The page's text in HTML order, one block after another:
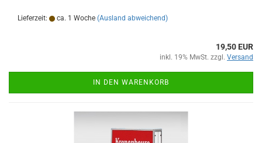
Lieferzeit: ca. 1 Woche (Ausland abweichend)
19,50 EUR
inkl. 19% MwSt. zzgl. Versand
IN DEN WARENKORB